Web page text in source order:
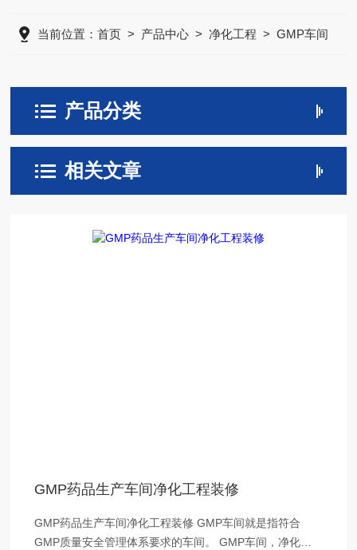
当前位置：首页 > 产品中心 >净化工程 >GMP车间
产品分类
相关文章
GMP药品生产车间净化工程装修
GMP药品生产车间净化工程装修 GMP车间就是指符合
GMP质量安全管理体系要求的车间。 GMP车间，净化厂